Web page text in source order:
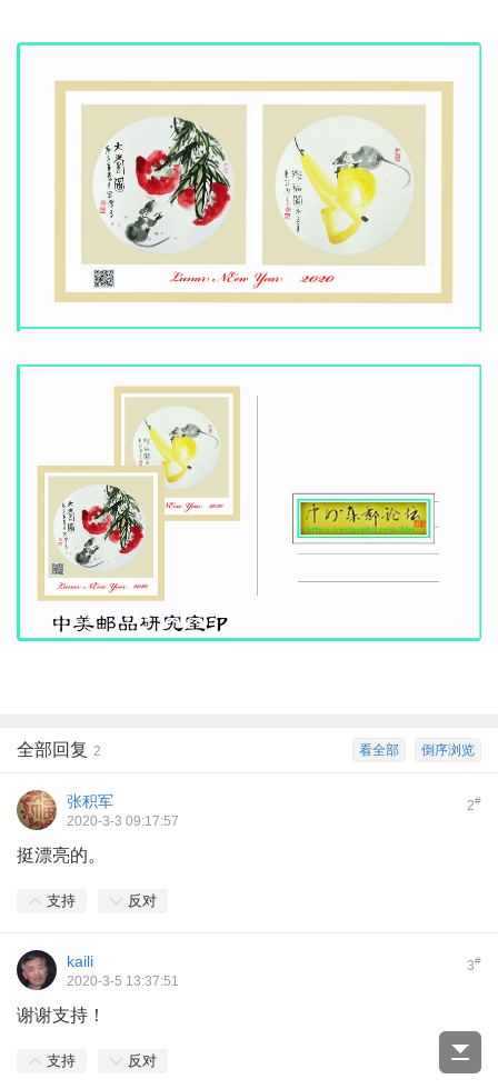
倒序浏览
看全部
全部回复 2
2#
张积军
2020-3-3 09:17:57
挺漂亮的。
支持 反对
3#
kaili
2020-3-5 13:37:51
谢谢支持！
支持 反对